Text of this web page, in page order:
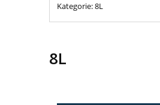
Kategorie: 8L
8L